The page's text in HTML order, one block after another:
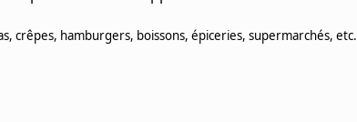
crêpes, hamburgers, boissons, épiceries, supermarchés, etc.